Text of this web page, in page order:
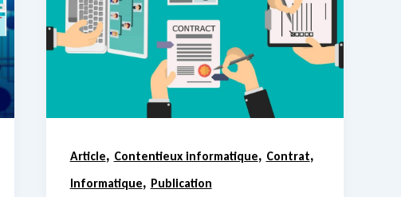
Article, Contentieux informatique, Contrat,
Informatique, Publication